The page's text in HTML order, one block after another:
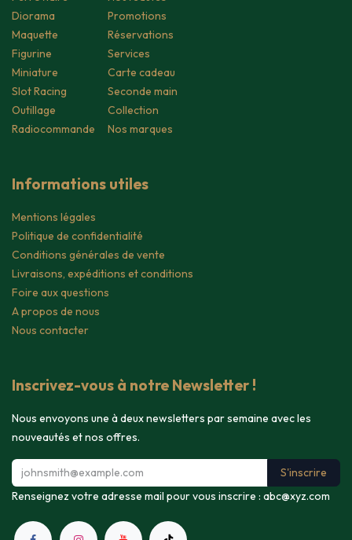
Diorama
Maquette
Figurine
Miniature
Slot Racing
Outillage
Radiocommande
Promotions
Réservations
Services
Carte cadeau
Seconde main
Collection
Nos marques
Informations utiles
Mentions légales
Politique de confidentialité
Conditions générales de vente
Livraisons, expéditions et conditions
Foire aux questions
A propos de nous
Nous contacter
Inscrivez-vous à notre Newsletter !
Nous envoyons une à deux newsletters par semaine avec les
nouveautés et nos offres.
S'inscrire
Renseignez votre adresse mail pour vous inscrire : abc@xyz.com